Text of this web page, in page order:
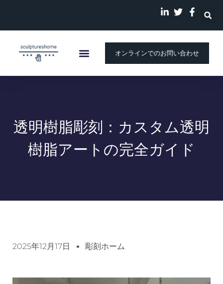
オンラインでのお問い合わせ
透明樹脂彫刻：カスタム透明
樹脂アートの完全ガイド
2025年12月17日 彫刻ホーム